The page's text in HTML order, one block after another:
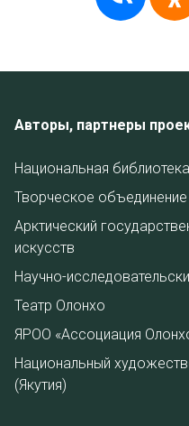
Авторы, партнеры
Национальная
Творческое объединение
Арктический
искусств
Научно-
Театр Олонхо
ЯРОО «Ассоциация
Национальный
(Якутия)